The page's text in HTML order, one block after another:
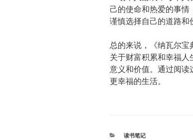
己的使命和热爱的事
谨慎选择自己的道路和
总的来说，《纳瓦尔宝
关于财富积累和幸福
意义和价值。通过阅读
更幸福的生活。
分
读书笔记